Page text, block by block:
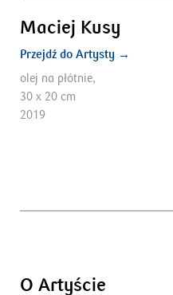
Maciej Kusy
Przejdź do Artysty →
olej na płótnie,
30 x 20 cm
2019
O Artyście